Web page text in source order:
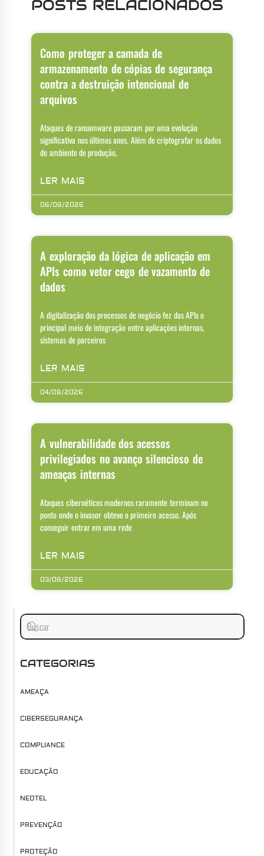
POSTS RELACIONADOS
Como proteger a camada de
armazenamento de cópias de segurança
contra a destruição intencional de
arquivos
Ataques de ransomware passaram por uma evolução
significativa nos últimos anos. Além de criptografar os dados
do ambiente de produção,
LER MAIS
06/08/2026
A exploração da lógica de aplicação em
APIs como vetor cego de vazamento de
dados
A digitalização dos processos de negócio fez das APIs o
principal meio de integração entre aplicações internas,
sistemas de parceiros
LER MAIS
04/08/2026
A vulnerabilidade dos acessos
privilegiados no avanço silencioso de
ameaças internas
Ataques cibernéticos modernos raramente terminam no
ponto onde o invasor obteve o primeiro acesso. Após
conseguir entrar em uma rede
LER MAIS
03/08/2026
CATEGORIAS
AMEAÇA
CIBERSEGURANÇA
COMPLIANCE
EDUCAÇÃO
NEOTEL
PREVENÇÃO
PROTEÇÃO